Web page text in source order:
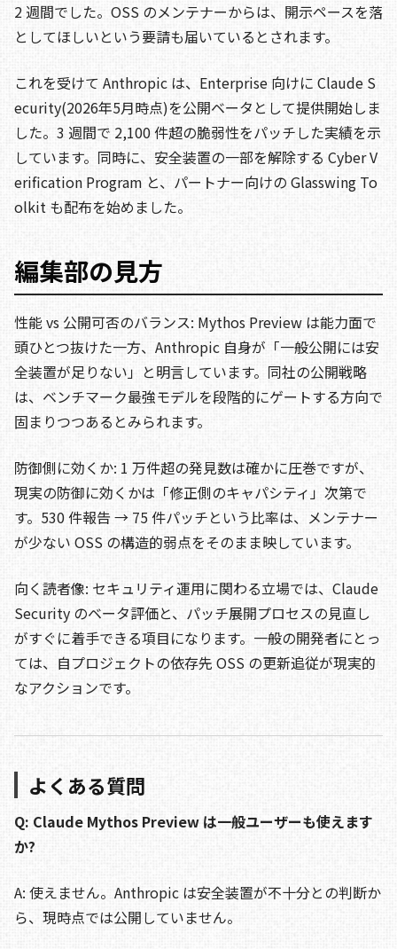
2 週間でした。OSS のメンテナーからは、開示ペースを落
としてほしいという要請も届いているとされます。
これを受けて Anthropic は、Enterprise 向けに Claude S
ecurity(2026年5月時点)を公開ベータとして提供開始しま
した。3 週間で 2,100 件超の脆弱性をパッチした実績を示
しています。同時に、安全装置の一部を解除する Cyber V
erification Program と、パートナー向けの Glasswing To
olkit も配布を始めました。
編集部の見方
性能 vs 公開可否のバランス: Mythos Preview は能力面で
頭ひとつ抜けた一方、Anthropic 自身が「一般公開には安
全装置が足りない」と明言しています。同社の公開戦略
は、ベンチマーク最強モデルを段階的にゲートする方向で
固まりつつあるとみられます。
防御側に効くか: 1 万件超の発見数は確かに圧巻ですが、
現実の防御に効くかは「修正側のキャパシティ」次第で
す。530 件報告 → 75 件パッチという比率は、メンテナー
が少ない OSS の構造的弱点をそのまま映しています。
向く読者像: セキュリティ運用に関わる立場では、Claude
Security のベータ評価と、パッチ展開プロセスの見直し
がすぐに着手できる項目になります。一般の開発者にとっ
ては、自プロジェクトの依存先 OSS の更新追従が現実的
なアクションです。
よくある質問
Q: Claude Mythos Preview は一般ユーザーも使えます
か?
A: 使えません。Anthropic は安全装置が不十分との判断か
ら、現時点では公開していません。